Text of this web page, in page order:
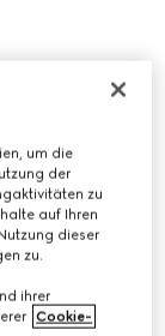
um die
der
zu
auf Ihren
dieser
zu.
ihrer
Cookie-